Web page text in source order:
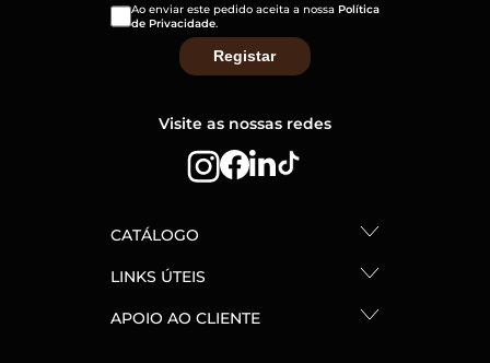
Ao enviar este pedido aceita a nossa Política
de Privacidade.
Visite as nossas redes
CATÁLOGO
LINKS ÚTEIS
APOIO AO CLIENTE